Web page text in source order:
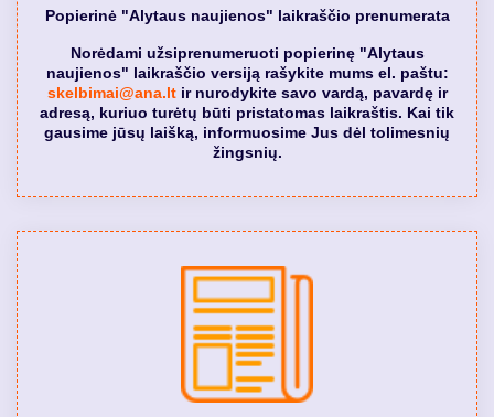
Popierinė "Alytaus naujienos" laikraščio prenumerata
Norėdami užsiprenumeruoti popierinę "Alytaus
naujienos" laikraščio versiją rašykite mums el. paštu:
skelbimai@ana.ltir nurodykite savo vardą, pavardę ir
adresą, kuriuo turėtų būti pristatomas laikraštis. Kai tik
gausime jūsų laišką, informuosime Jus dėl tolimesnių
žingsnių.